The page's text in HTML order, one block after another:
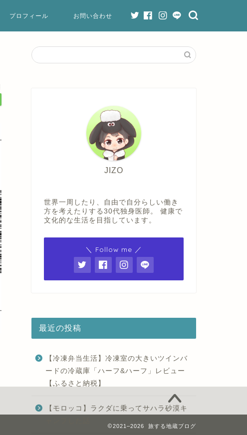
プロフィール お問い合わせ
JIZO
世界一周したり、自由で自分らしい働き
方を考えたりする30代独身医師。 健康で
文化的な生活を目指しています。
＼ Follow me ／
最近の投稿
【冷凍弁当生活】冷凍室の大きいツインバ
ードの冷蔵庫「ハーフ&ハーフ」レビュー
【ふるさと納税】
【モロッコ】ラクダに乗ってサハラ砂漠キ
2021–2026 旅する地蔵ブログ